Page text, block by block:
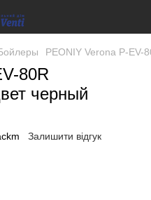
PEONIY Verona P-EV-
80R
черный
Залишити відгук